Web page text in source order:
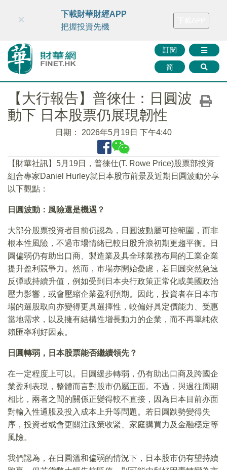
財華智庫網 FINTV FINMETA 財華證券 媒體矩陣
訂閱
简
×
下載財華財經APP
把握投資先機
【大行報告】普徠仕：日圓波
動下 日本股票仍展現韌性
日期： 2026年5月19日 下午4:40
【財華社訊】5月19日，普徠仕(T. Rowe Price)股票部投資
組合專家Daniel Hurley就日本股市前景及近期日圓波動分享
以下觀點：
日圓波動：風險還是機遇？
大部分股票投資者目前仍認為，日圓波動屬可控範圍，而非
根本性風險，不過市場情緒已較日股升浪初期更趨平衡。日
圓偏弱仍有助出口商、製造業及具全球業務布局的工業企業
提升盈利競爭力。然而，市場亦開始憂慮，若日圓突然急速
反彈或持續升值，例如受到日本央行政策正常化或美國政治
壓力影響，或會壓縮企業盈利預期。因此，投資者在日本市
場的選股取向亦變得更具選擇性，較偏好具定價能力、受惠
當地需求，以及擁有結構性增長動力的企業，而不再單純依
賴匯率利好因素。
日圓轉弱，日本股票能否繼續領先？
在一定程度上可以。日圓緩步轉弱，仍有助出口商及跨國企
業盈利表現，整體而言對股市仍屬正面。不過，與過往周期
相比，兩者之間的關係正變得較不直接，因為日本目前亦面
對輸入性通脹及投入成本上升等問題。若日圓跌勢變得失
序，投資者或會更關注政策收緊、家庭購買力及金融穩定等
風險。
我們認為，在日圓溫和偏弱的情況下，日本股市仍有望持續